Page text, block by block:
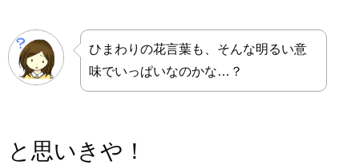
ひまわりの花言葉も、そんな明るい意
味でいっぱいなのかな…？
と思いきや！